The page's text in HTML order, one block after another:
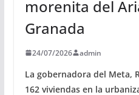
morenita del
Granada
24/07/2026 admin
La gobernadora del Meta,
162 viviendas en la